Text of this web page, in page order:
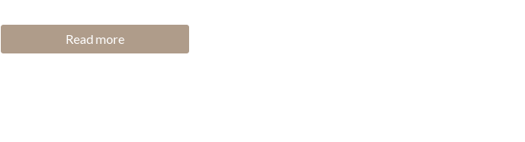
Read more